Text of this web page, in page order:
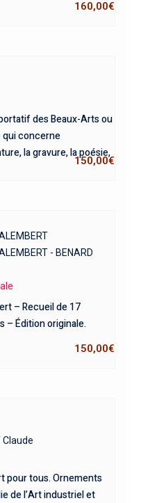
160,00€
des Beaux-Arts ou
qui concerne
la gravure, la poésie,
150,00€
- BENARD
– Recueil de 17
– Édition originale.
150,00€
Claude
pour tous. Ornements
de l’Art industriel et